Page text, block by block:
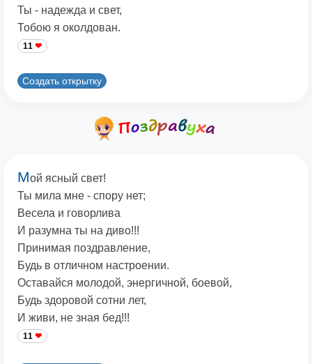
Ты - надежда и свет,
Тобою я околдован.
11
Создать открытку
Мой ясный свет!
Ты мила мне - спору нет;
Весела и говорлива
И разумна ты на диво!!!
Принимая поздравление,
Будь в отличном настроении.
Оставайся молодой, энергичной, боевой,
Будь здоровой сотни лет,
И живи, не зная бед!!!
11